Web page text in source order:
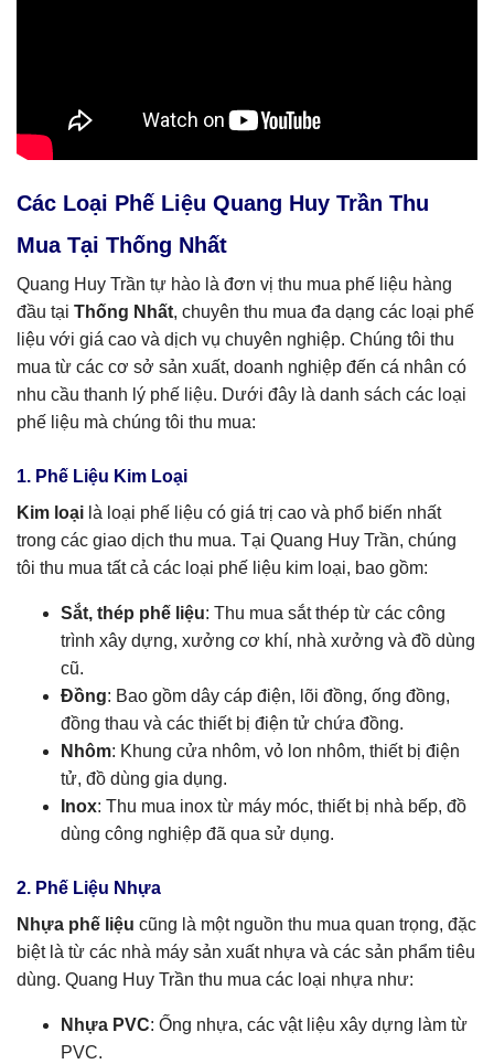
Các Loại Phế Liệu Quang Huy Trần Thu
Mua Tại Thống Nhất
Quang Huy Trần tự hào là đơn vị thu mua phế liệu hàng
đầu tại Thống Nhất, chuyên thu mua đa dạng các loại phế
liệu với giá cao và dịch vụ chuyên nghiệp. Chúng tôi thu
mua từ các cơ sở sản xuất, doanh nghiệp đến cá nhân có
nhu cầu thanh lý phế liệu. Dưới đây là danh sách các loại
phế liệu mà chúng tôi thu mua:
1. Phế Liệu Kim Loại
Kim loại là loại phế liệu có giá trị cao và phổ biến nhất
trong các giao dịch thu mua. Tại Quang Huy Trần, chúng
tôi thu mua tất cả các loại phế liệu kim loại, bao gồm:
Sắt, thép phế liệu: Thu mua sắt thép từ các công
trình xây dựng, xưởng cơ khí, nhà xưởng và đồ dùng
cũ.
Đồng: Bao gồm dây cáp điện, lõi đồng, ống đồng,
đồng thau và các thiết bị điện tử chứa đồng.
Nhôm: Khung cửa nhôm, vỏ lon nhôm, thiết bị điện
tử, đồ dùng gia dụng.
Inox: Thu mua inox từ máy móc, thiết bị nhà bếp, đồ
dùng công nghiệp đã qua sử dụng.
2. Phế Liệu Nhựa
Nhựa phế liệu cũng là một nguồn thu mua quan trọng, đặc
biệt là từ các nhà máy sản xuất nhựa và các sản phẩm tiêu
dùng. Quang Huy Trần thu mua các loại nhựa như:
Nhựa PVC: Ống nhựa, các vật liệu xây dựng làm từ
PVC.